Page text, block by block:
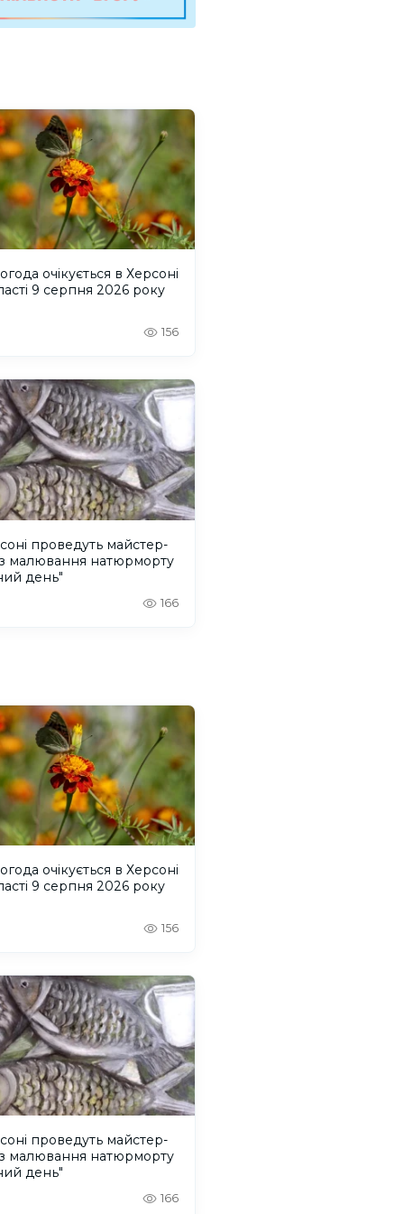
очікується в Херсоні
9 серпня 2026 року
156
проведуть майстер-
малювання натюрморту
день"
166
очікується в Херсоні
9 серпня 2026 року
156
проведуть майстер-
малювання натюрморту
день"
166